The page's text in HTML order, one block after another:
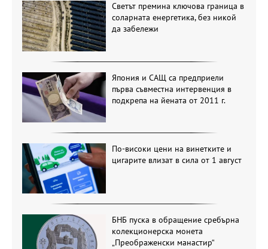
Светът премина ключова граница в
соларната енергетика, без никой
да забележи
Япония и САЩ са предприели
първа съвместна интервенция в
подкрепа на йената от 2011 г.
По-високи цени на винетките и
цигарите влизат в сила от 1 август
БНБ пуска в обращение сребърна
колекционерска монета
„Преображенски манастир“